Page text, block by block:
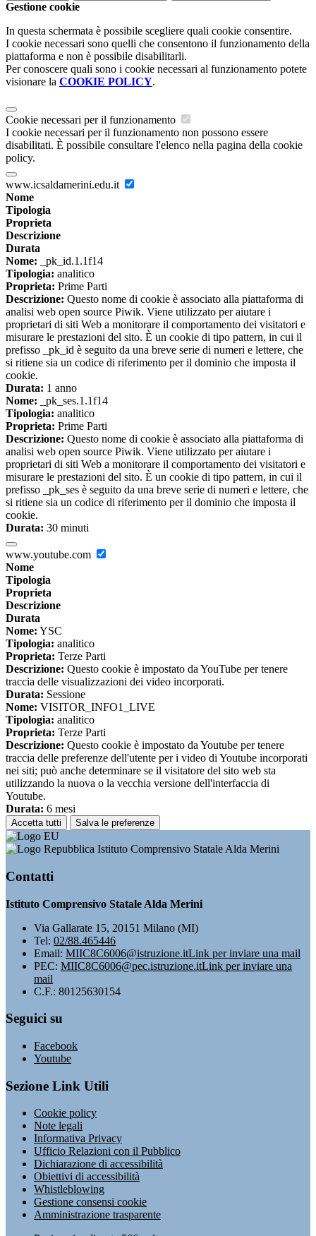
Gestione cookie
In questa schermata è possibile scegliere quali cookie consentire.
I cookie necessari sono quelli che consentono il funzionamento della
piattaforma e non è possibile disabilitarli.
Per conoscere quali sono i cookie necessari al funzionamento potete
visionare la COOKIE POLICY.
Cookie necessari per il funzionamento
I cookie necessari per il funzionamento non possono essere
disabilitati. È possibile consultare l'elenco nella pagina della cookie
policy.
www.icsaldamerini.edu.it
Nome
Tipologia
Proprieta
Descrizione
Durata
Nome: _pk_id.1.1f14
Tipologia: analitico
Proprieta: Prime Parti
Descrizione: Questo nome di cookie è associato alla piattaforma di
analisi web open source Piwik. Viene utilizzato per aiutare i
proprietari di siti Web a monitorare il comportamento dei visitatori e
misurare le prestazioni del sito. È un cookie di tipo pattern, in cui il
prefisso _pk_id è seguito da una breve serie di numeri e lettere, che
si ritiene sia un codice di riferimento per il dominio che imposta il
cookie.
Durata: 1 anno
Nome: _pk_ses.1.1f14
Tipologia: analitico
Proprieta: Prime Parti
Descrizione: Questo nome di cookie è associato alla piattaforma di
analisi web open source Piwik. Viene utilizzato per aiutare i
proprietari di siti Web a monitorare il comportamento dei visitatori e
misurare le prestazioni del sito. È un cookie di tipo pattern, in cui il
prefisso _pk_ses è seguito da una breve serie di numeri e lettere, che
si ritiene sia un codice di riferimento per il dominio che imposta il
cookie.
Durata: 30 minuti
www.youtube.com
Nome
Tipologia
Proprieta
Descrizione
Durata
Nome: YSC
Tipologia: analitico
Proprieta: Terze Parti
Descrizione: Questo cookie è impostato da YouTube per tenere
traccia delle visualizzazioni dei video incorporati.
Durata: Sessione
Nome: VISITOR_INFO1_LIVE
Tipologia: analitico
Proprieta: Terze Parti
Descrizione: Questo cookie è impostato da Youtube per tenere
traccia delle preferenze dell'utente per i video di Youtube incorporati
nei siti; può anche determinare se il visitatore del sito web sta
utilizzando la nuova o la vecchia versione dell'interfaccia di
Youtube.
Durata: 6 mesi
Accetta tutti Salva le preferenze
Istituto Comprensivo Statale Alda Merini
Contatti
Istituto Comprensivo Statale Alda Merini
Via Gallarate 15, 20151 Milano (MI)
Tel: 02/88.465446
Email: MIIC8C6006@istruzione.itLink per inviare una mail
PEC: MIIC8C6006@pec.istruzione.itLink per inviare una
mail
C.F.: 80125630154
Seguici su
Facebook
Youtube
Sezione Link Utili
Cookie policy
Note legali
Informativa Privacy
Ufficio Relazioni con il Pubblico
Dichiarazione di accessibilità
Obiettivi di accessibilità
Whistleblowing
Gestione consensi cookie
Amministrazione trasparente